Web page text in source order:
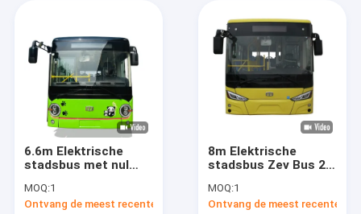
6.6m Elektrische
stadsbus met nul
zitplaatsen voor
stedelijk vervoer
MOQ:1
Ontvang de meest recente Prijs
8m Elektrische
stadsbus Zev Bus 28
vervoer
MOQ:1
Ontvang de meest recente